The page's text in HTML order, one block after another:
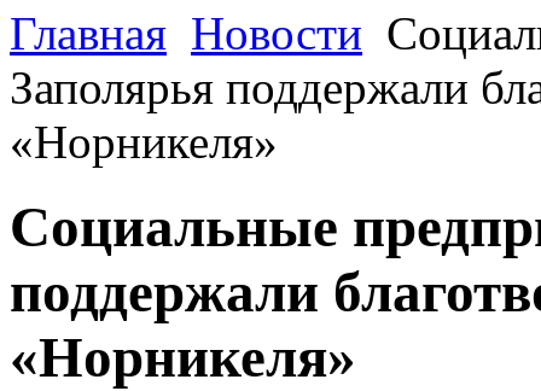
Главная Новости
Заполярья поддержали
«Норникеля»
Социальные
поддержали
«Норникеля»